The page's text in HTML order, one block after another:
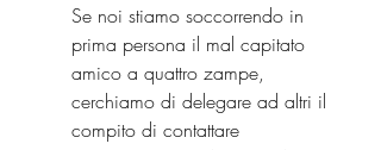
Se noi stiamo soccorrendo in
prima persona il mal capitato
amico a quattro zampe,
cerchiamo di delegare ad altri il
compito di contattare